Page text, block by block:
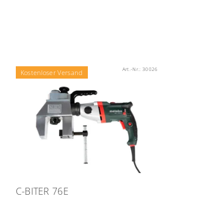
Kostenloser Versand Art.-Nr.:30026
C-BITER 76E